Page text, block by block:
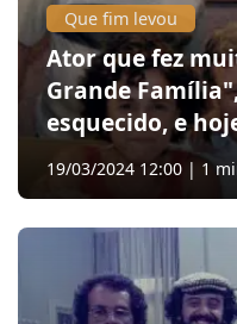
Que fim levou
Ator que fez
Grande
esquecido, e
19/03/2024 12:00 | 1